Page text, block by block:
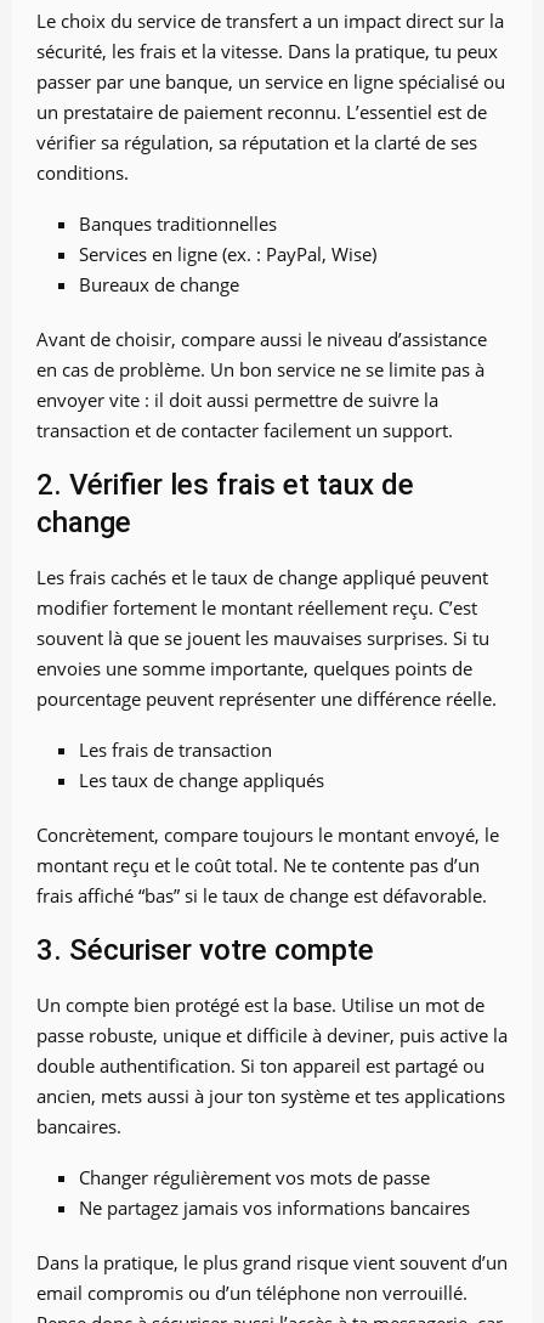
Le choix du service de transfert a un impact direct sur la
sécurité, les frais et la vitesse. Dans la pratique, tu peux
passer par une banque, un service en ligne spécialisé ou
un prestataire de paiement reconnu. L’essentiel est de
vérifier sa régulation, sa réputation et la clarté de ses
conditions.
Banques traditionnelles
Services en ligne (ex. : PayPal, Wise)
Bureaux de change
Avant de choisir, compare aussi le niveau d’assistance
en cas de problème. Un bon service ne se limite pas à
envoyer vite : il doit aussi permettre de suivre la
transaction et de contacter facilement un support.
2. Vérifier les frais et taux de
change
Les frais cachés et le taux de change appliqué peuvent
modifier fortement le montant réellement reçu. C’est
souvent là que se jouent les mauvaises surprises. Si tu
envoies une somme importante, quelques points de
pourcentage peuvent représenter une différence réelle.
Les frais de transaction
Les taux de change appliqués
Concrètement, compare toujours le montant envoyé, le
montant reçu et le coût total. Ne te contente pas d’un
frais affiché “bas” si le taux de change est défavorable.
3. Sécuriser votre compte
Un compte bien protégé est la base. Utilise un mot de
passe robuste, unique et difficile à deviner, puis active la
double authentification. Si ton appareil est partagé ou
ancien, mets aussi à jour ton système et tes applications
bancaires.
Changer régulièrement vos mots de passe
Ne partagez jamais vos informations bancaires
Dans la pratique, le plus grand risque vient souvent d’un
email compromis ou d’un téléphone non verrouillé.